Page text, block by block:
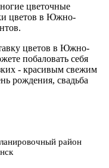
цветочные
цветов в Южно-
цветов в Южно-
побаловать себя
- красивым свежим
рождения, свадьба
район